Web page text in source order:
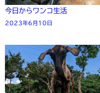
今日からワンコ生活
2023年6月10日